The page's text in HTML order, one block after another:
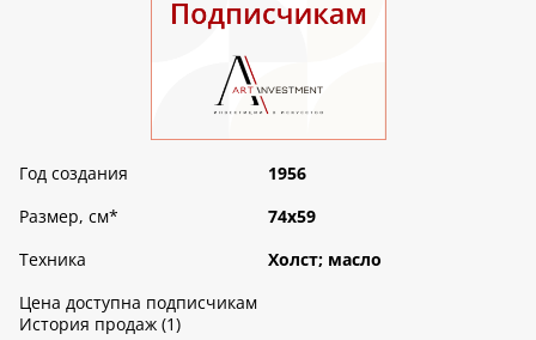
Год создания
1956
Размер, см*
74х59
Техника
Холст; масло
Цена доступна подписчикам
История продаж (1)